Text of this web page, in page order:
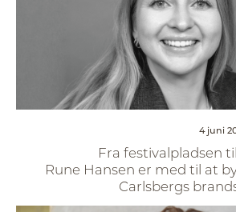
4 juni
Fra festivalpladsen
Rune Hansen er med til at
Carlsbergs